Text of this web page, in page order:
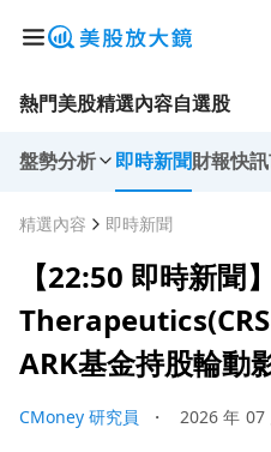
熱門美股精選內容自選股
盤勢分析 即時新聞財報快訊
精選內容 即時新聞
【22:50 即時新聞
ARK基金持股輪動
CMoney 研究員 ・ 2026 年 07